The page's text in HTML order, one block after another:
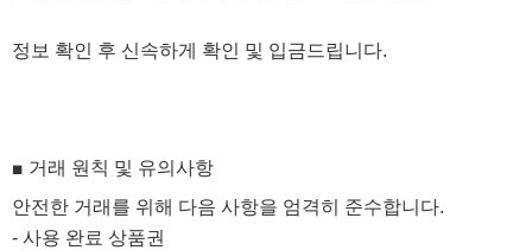
정보 확인 후 신속하게 확인 및 입금드립니다.
■ 거래 원칙 및 유의사항
안전한 거래를 위해 다음 사항을 엄격히 준수합니다.
- 사용 완료 상품권